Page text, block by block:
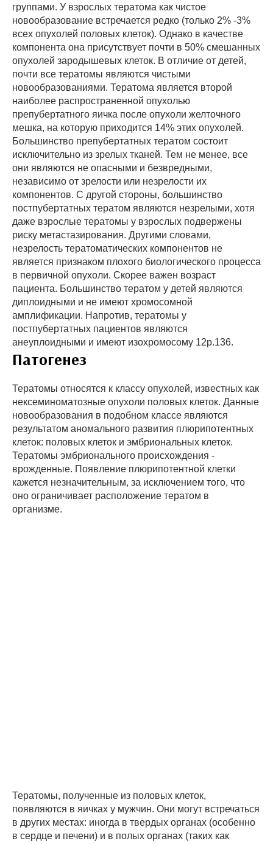
группами. У взрослых тератома как чистое
новообразование встречается редко (только 2% -3%
всех опухолей половых клеток). Однако в качестве
компонента она присутствует почти в 50% смешанных
опухолей зародышевых клеток. В отличие от детей,
почти все тератомы являются чистыми
новообразованиями. Тератома является второй
наиболее распространенной опухолью
препубертатного яичка после опухоли желточного
мешка, на которую приходится 14% этих опухолей.
Большинство препубертатных тератом состоит
исключительно из зрелых тканей. Тем не менее, все
они являются не опасными и безвредными,
независимо от зрелости или незрелости их
компонентов. С другой стороны, большинство
постпубертатных тератом являются незрелыми, хотя
даже взрослые тератомы у взрослых подвержены
риску метастазирования. Другими словами,
незрелость тератоматических компонентов не
является признаком плохого биологического процесса
в первичной опухоли. Скорее важен возраст
пациента. Большинство тератом у детей являются
диплоидными и не имеют хромосомной
амплификации. Напротив, тератомы у
постпубертатных пациентов являются
анеуплоидными и имеют изохромосому 12p.136.
Патогенез
Тератомы относятся к классу опухолей, известных как
нексеминоматозные опухоли половых клеток. Данные
новообразования в подобном классе являются
результатом аномального развития плюрипотентных
клеток: половых клеток и эмбриональных клеток.
Тератомы эмбрионального происхождения -
врожденные. Появление плюрипотентной клетки
кажется незначительным, за исключением того, что
оно ограничивает расположение тератом в
организме.
Тератомы, полученные из половых клеток,
появляются в яичках у мужчин. Они могут встречаться
в других местах: иногда в твердых органах (особенно
в сердце и печени) и в полых органах (таких как